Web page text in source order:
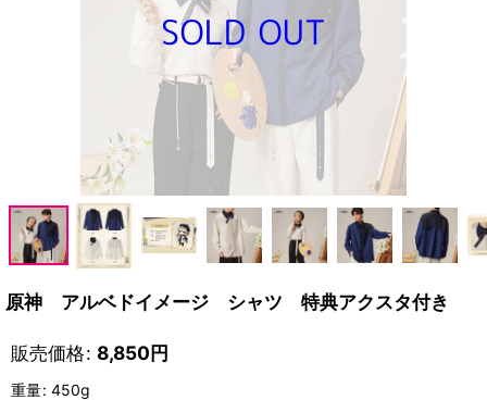
原神 アルベドイメージ シャツ 特典アクスタ付き
販売価格: 8,850円
重量: 450g